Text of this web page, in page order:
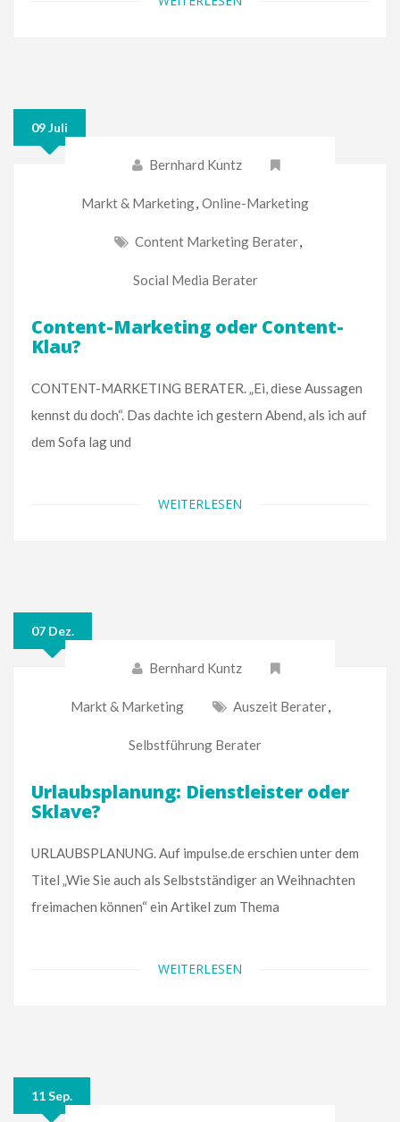
09 Juli
Bernhard Kuntz
Markt & Marketing, Online-Marketing
Content Marketing Berater,
Social Media Berater
Content-Marketing oder Content-
Klau?
CONTENT-MARKETING BERATER. „Ei, diese Aussagen
kennst du doch“. Das dachte ich gestern Abend, als ich auf
dem Sofa lag und
WEITERLESEN
07 Dez.
Bernhard Kuntz
Markt & Marketing Auszeit Berater,
Selbstführung Berater
Urlaubsplanung: Dienstleister oder
Sklave?
URLAUBSPLANUNG. Auf impulse.de erschien unter dem
Titel „Wie Sie auch als Selbstständiger an Weihnachten
freimachen können“ ein Artikel zum Thema
WEITERLESEN
11 Sep.